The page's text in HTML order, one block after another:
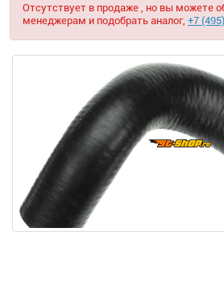
Отсутствует в продаже , но вы можете
менеджерам и подобрать аналог, +7